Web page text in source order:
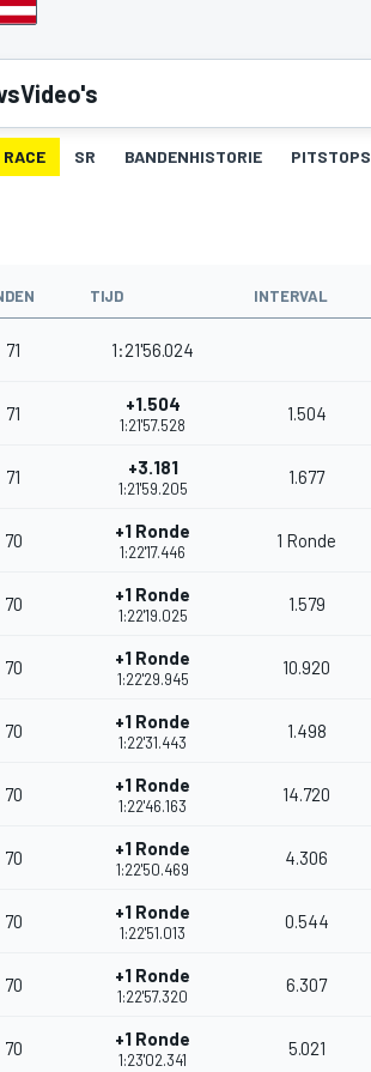
Video's
RACE SR BANDENHISTORIE PITSTOPS
TIJD INTERVAL
71 1:21'56.024
71 +1.504
1:21'57.528
1.504
71 +3.181
1:21'59.205
1.677
70 +1 Ronde
1:22'17.446
1 Ronde
70 +1 Ronde
1:22'19.025
1.579
70 +1 Ronde
1:22'29.945
10.920
70 +1 Ronde
1:22'31.443
1.498
70 +1 Ronde
1:22'46.163
14.720
70 +1 Ronde
1:22'50.469
4.306
70 +1 Ronde
1:22'51.013
0.544
70 +1 Ronde
1:22'57.320
6.307
70 +1 Ronde
1:23'02.341
5.021